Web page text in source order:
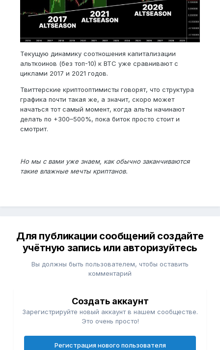
Текущую динамику соотношения капитализации
альткоинов (без топ-10) к BTC уже сравнивают с
циклами 2017 и 2021 годов.
Твиттерские криптооптимисты говорят, что структура
графика почти такая же, а значит, скоро может
начаться тот самый момент, когда альты начинают
делать по +300–500%, пока биток просто стоит и
смотрит.
Но мы с вами уже знаем, как обычно заканчиваются
такие влажные мечты криптанов.
Для публикации сообщений создайте
учётную запись или авторизуйтесь
Вы должны быть пользователем, чтобы оставить
комментарий
Создать аккаунт
Зарегистрируйте новый аккаунт в нашем сообществе.
Это очень просто!
Регистрация нового пользователя